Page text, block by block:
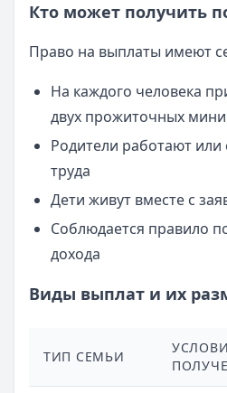
Кто может получить
Право на выплаты имеют
На каждого человека
двух прожиточных
Родители работают или
труда
Дети живут вместе с
Соблюдается правило
дохода
Виды выплат и их
ТИП СЕМЬИ